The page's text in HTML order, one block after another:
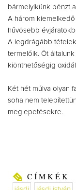
bármelyikünk pénzt
A három
hűvösebb
A legdrágább
termelőik. Öt
kiönthetőségig
Két hét múlva olyan
soha nem
meglepetésekre.
CÍMKÉK